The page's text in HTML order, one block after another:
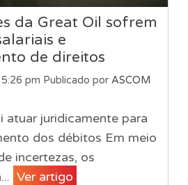
da Great Oil sofrem
e
de direitos
pm Publicado por ASCOM
atuar juridicamente para
dos débitos Em meio
incertezas, os
Ver artigo